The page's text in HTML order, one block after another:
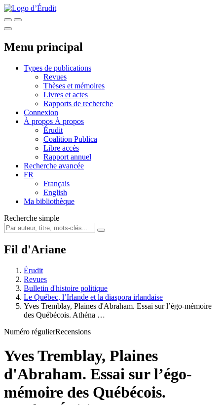
Menu principal
Types de publications
Revues
Thèses et mémoires
Livres et actes
Rapports de recherche
Connexion
À propos À propos
Érudit
Coalition Publica
Libre accès
Rapport annuel
Recherche avancée
FR
Français
English
Ma bibliothèque
Recherche simple
Fil d'Ariane
Érudit
Revues
Bulletin d'histoire politique
Le Québec, l’Irlande et la diaspora irlandaise
Yves Tremblay, Plaines d'Abraham. Essai sur l’égo-mémoire
des Québécois. Athéna …
Numéro régulierRecensions
Yves Tremblay, Plaines
d'Abraham. Essai sur l’égo-
mémoire des Québécois.